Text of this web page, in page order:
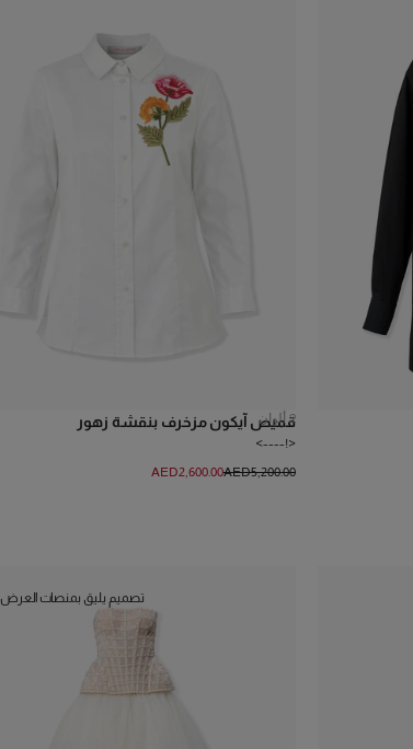
قميص آيكون مزخرف بنقشة زهور
<!---->
2 ألوان
AED‌5,200.00
AED‌2,600.00
تصميم يليق بمنصات العرض